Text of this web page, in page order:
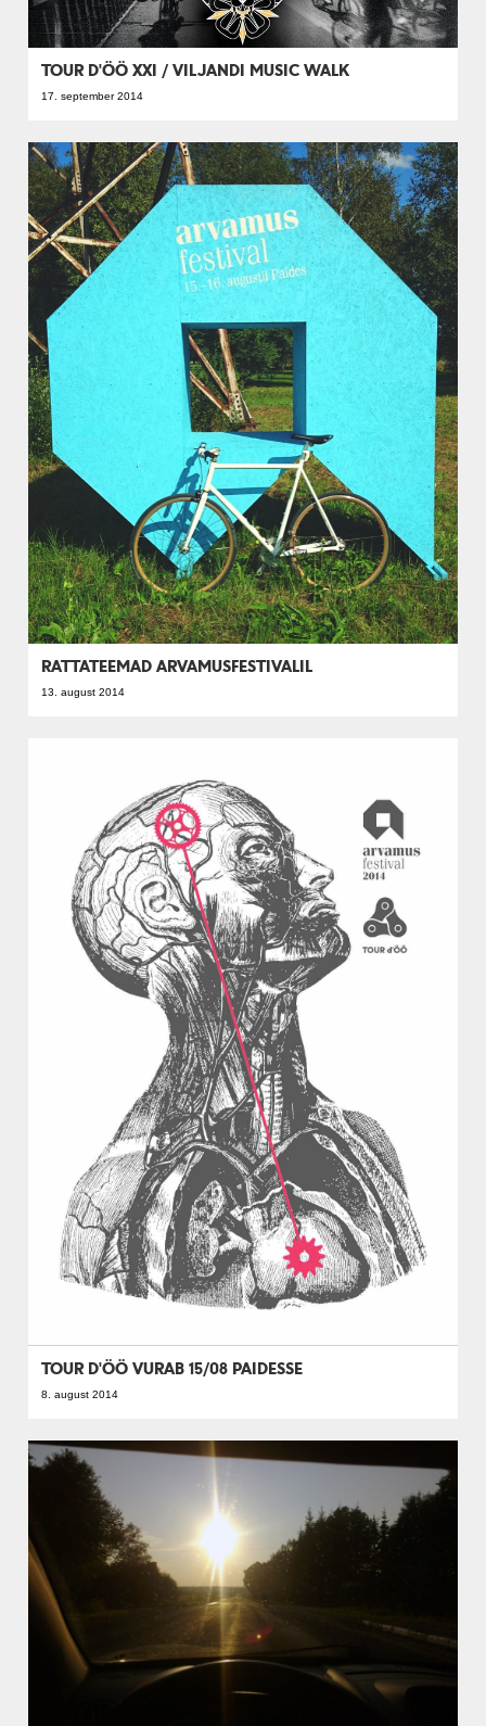
TOUR D'ÖÖ XXI / VILJANDI MUSIC WALK
17. september 2014
RATTATEEMAD ARVAMUSFESTIVALIL
13. august 2014
TOUR D'ÖÖ VURAB 15/08 PAIDESSE
8. august 2014